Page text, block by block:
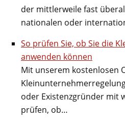
der mittlerweile fast
nationalen oder
So prüfen Sie, ob Sie die
anwenden können
Mit unserem kostenlosen
oder Existenzgründer mit
prüfen, ob…